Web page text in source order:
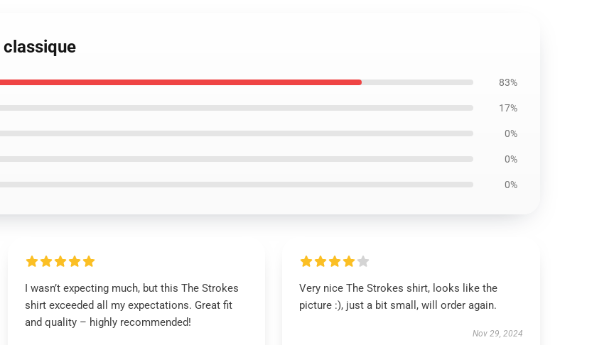
83%
17%
0%
0%
0%
I wasn’t expecting much, but this The Strokes
shirt exceeded all my expectations. Great fit
and quality – highly recommended!
Very nice The Strokes shirt, looks like the
picture :), just a bit small, will order again.
Nov 29, 2024